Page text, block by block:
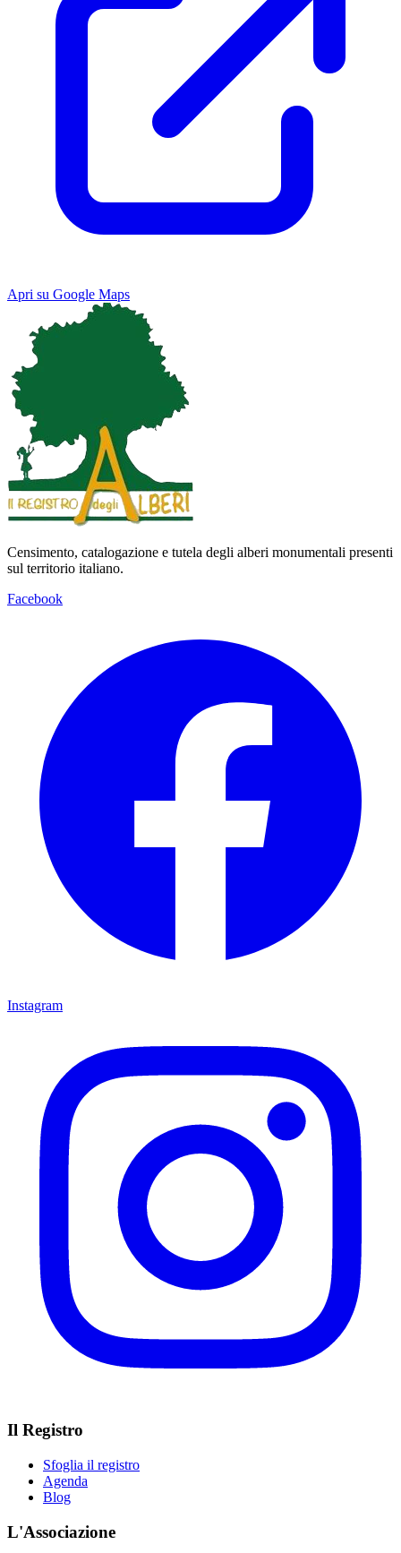
Apri su Google Maps
Map Satellite
Keyboard shortcuts
Censimento, catalogazione e tutela degli alberi monumentali presenti
sul territorio italiano.
Facebook
Instagram
Il Registro
Sfoglia il registro
Agenda
Blog
L'Associazione